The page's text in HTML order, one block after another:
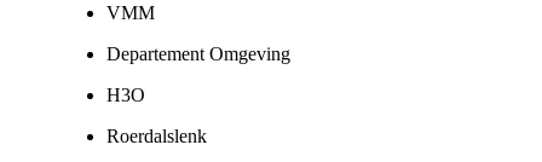
VMM
Departement Omgeving
H3O
Roerdalslenk